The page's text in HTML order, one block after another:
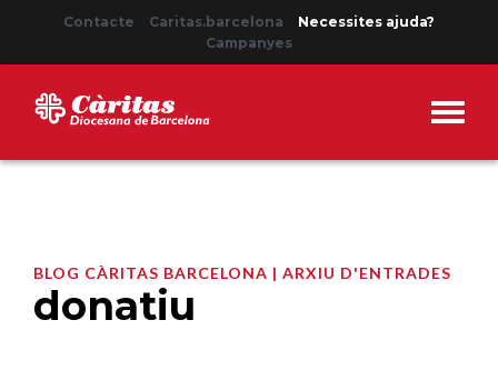
Contacte Caritas.barcelona
Necessites ajuda?
Campanyes
BLOG CÀRITAS BARCELONA | ARXIU D'ENTRADES
donatiu